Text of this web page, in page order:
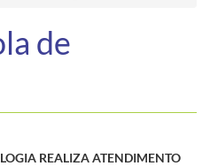
de
REALIZA ATENDIMENTO